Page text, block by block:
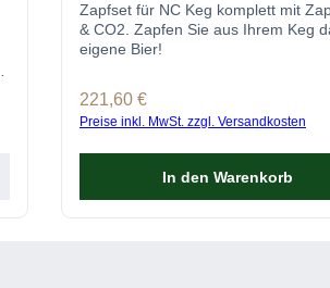
Zapfset für NC Keg komplett mit
& CO2. Zapfen Sie aus Ihrem Keg
eigene Bier!
Regulärer Preis:
221,60 €
Preise inkl. MwSt. zzgl. Versandkosten
In den Warenkorb